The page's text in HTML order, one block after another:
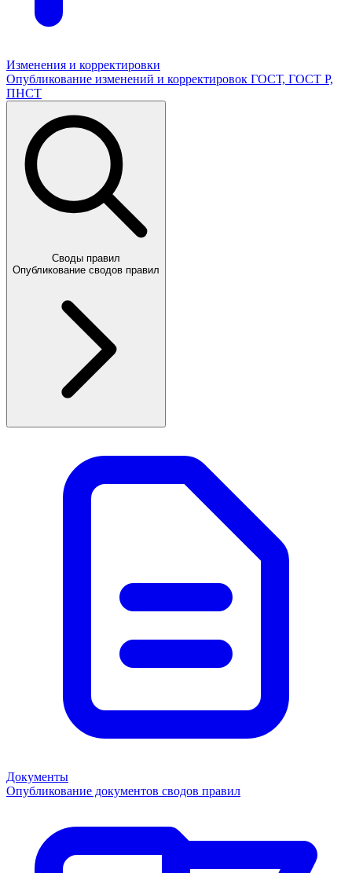
Изменения и корректировки
Опубликование изменений и корректировок ГОСТ, ГОСТ Р,
ПНСТ
Своды правил
Опубликование сводов правил
Документы
Опубликование документов сводов правил